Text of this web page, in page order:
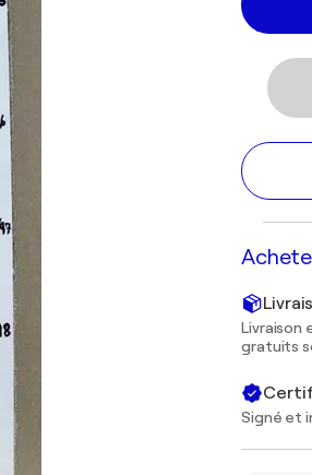
Livraison
gratuits
Signé et